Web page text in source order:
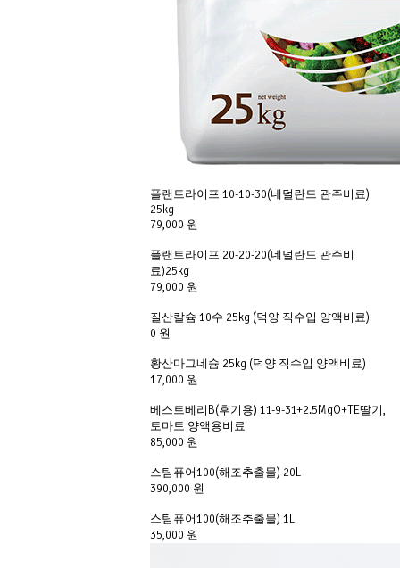
플랜트라이프 10-10-30(네덜란드 관주비료)
25kg
79,000 원
플랜트라이프 20-20-20(네덜란드 관주비
료)25kg
79,000 원
질산칼슘 10수 25kg (덕양 직수입 양액비료)
0 원
황산마그네슘 25kg (덕양 직수입 양액비료)
17,000 원
베스트베리B(후기용) 11-9-31+2.5MgO+TE딸기,
토마토 양액용비료
85,000 원
스팀퓨어100(해조추출물) 20L
390,000 원
스팀퓨어100(해조추출물) 1L
35,000 원